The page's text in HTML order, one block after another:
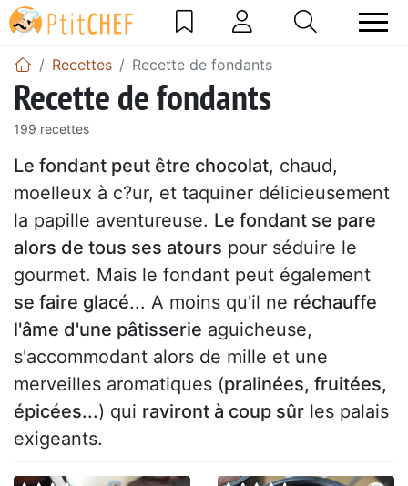
Recettes Recette de fondants
Recette de fondants
199 recettes
Le fondant peut être chocolat, chaud,
moelleux à c?ur, et taquiner délicieusement
la papille aventureuse. Le fondant se pare
alors de tous ses atours pour séduire le
gourmet. Mais le fondant peut également
se faire glacé... A moins qu'il ne réchauffe
l'âme d'une pâtisserie aguicheuse,
s'accommodant alors de mille et une
merveilles aromatiques (pralinées, fruitées,
épicées...) qui raviront à coup sûr les palais
exigeants.